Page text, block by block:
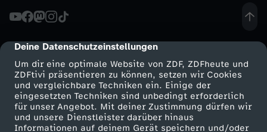
cmp-dialog-description
Deine Datenschutzeinstellungen
Um dir eine optimale Website von ZDF, ZDFheute und
ZDFtivi präsentieren zu können, setzen wir Cookies
und vergleichbare Techniken ein. Einige der
eingesetzten Techniken sind unbedingt erforderlich
für unser Angebot. Mit deiner Zustimmung dürfen wir
und unsere Dienstleister darüber hinaus
Informationen auf deinem Gerät speichern und/oder
m
b
u
r
s
r
e
t
n
s
t
a
c
h
m
g
e
r
K
i
n
d
e
h
e
f
i
Mehr ZDF Service